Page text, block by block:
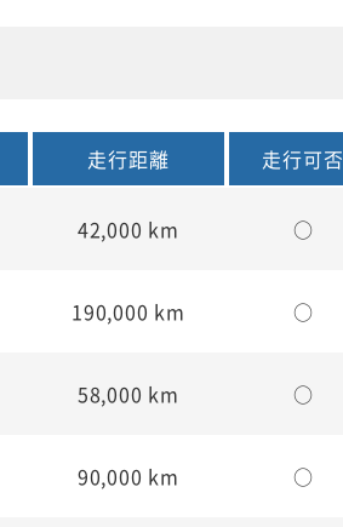
走行距離
走行可否
42,000 km ○
190,000 km ○
58,000 km ○
90,000 km ○